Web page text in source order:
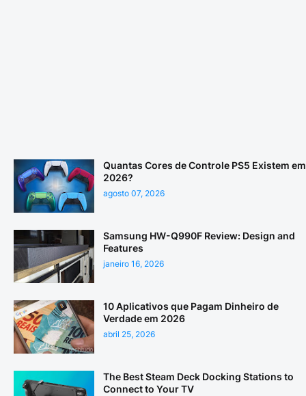
Quantas Cores de Controle PS5 Existem em
2026?
agosto 07, 2026
Samsung HW-Q990F Review: Design and
Features
janeiro 16, 2026
10 Aplicativos que Pagam Dinheiro de
Verdade em 2026
abril 25, 2026
The Best Steam Deck Docking Stations to
Connect to Your TV